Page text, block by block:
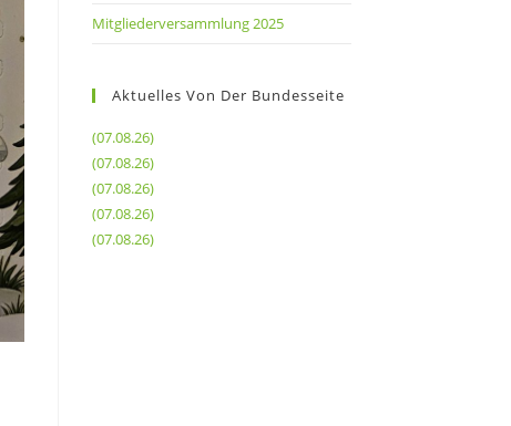
Mitgliederversammlung 2025
Aktuelles Von Der Bundesseite
(07.08.26)
(07.08.26)
(07.08.26)
(07.08.26)
(07.08.26)